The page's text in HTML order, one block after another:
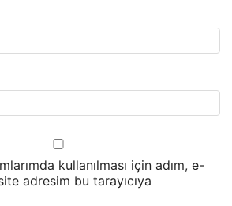
kullanılması için adım, e-
adresim bu tarayıcıya